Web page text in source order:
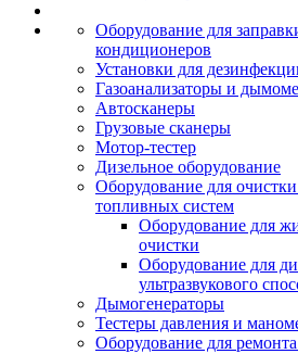
Оборудование для
кондиционеров
Установки для
Газоанализаторы и
Автосканеры
Грузовые сканеры
Мотор-тестер
Дизельное оборудование
Оборудование для
топливных систем
Оборудование для
очистки
Оборудование для
ультразвукового
Дымогенераторы
Тестеры давления и
Оборудование для